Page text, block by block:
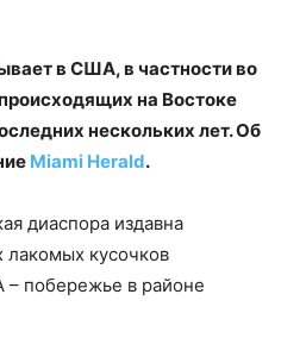
в США, в частности во
на Востоке
нескольких лет. Об
Miami Herald.
диаспора издавна
кусочков
побережье в районе